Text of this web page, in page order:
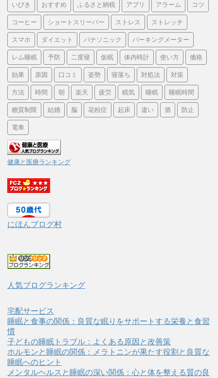
いびき おすすめ ふるさと納税 アプリ アラーム コツ
コーヒー ショートスリーパー ストレス ストレッチ
スマホ ダイエット パナソニック パーキングメーター
レム睡眠 予防 二度寝 仮眠 体内時計 使い方 価格
効果 原因 口コミ 姿勢 寝落ち 対処法 対策
方法 時間 朝 楽天 疲労 眠気 睡眠 睡眠時間
糖質制限 結婚 脳 花粉症 起床 違い 酒 防止
電車
健康と医療ランキング
にほんブログ村
人気ブログランキング
宅配サービス
睡眠と食事の関係：良質な眠りをサポートする栄養と食習
慣
子どもの睡眠トラブル：よくある原因と改善策
ホルモンと睡眠の関係：メラトニンが果たす役割と良質な
睡眠へのヒント
メンタルヘルスと睡眠の深い関係：心と体を整える質の良